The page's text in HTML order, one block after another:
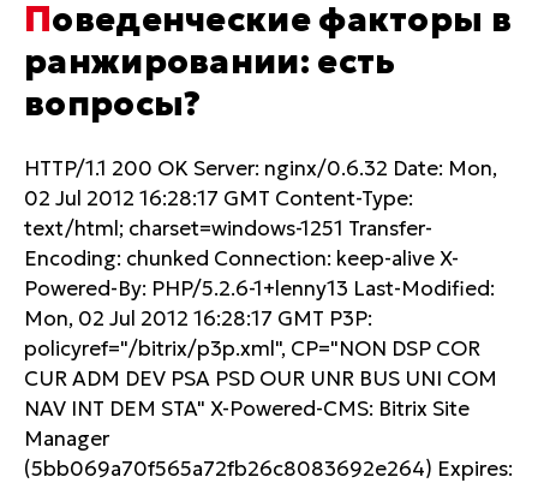
Отдельный вход \ Левый торец здания
Пн-пт. с 9:30 до 18:30 (по Хбк)
info@lred.ru
Все контакты
Поведенческие факторы в
ранжировании: есть
вопросы?
HTTP/1.1 200 OK Server: nginx/0.6.32 Date: Mon,
02 Jul 2012 16:28:17 GMT Content-Type:
text/html; charset=windows-1251 Transfer-
Encoding: chunked Connection: keep-alive X-
Powered-By: PHP/5.2.6-1+lenny13 Last-Modified:
Mon, 02 Jul 2012 16:28:17 GMT P3P:
policyref="/bitrix/p3p.xml", CP="NON DSP COR
CUR ADM DEV PSA PSD OUR UNR BUS UNI COM
NAV INT DEM STA" X-Powered-CMS: Bitrix Site
Manager
(5bb069a70f565a72fb26c8083692e264) Expires: